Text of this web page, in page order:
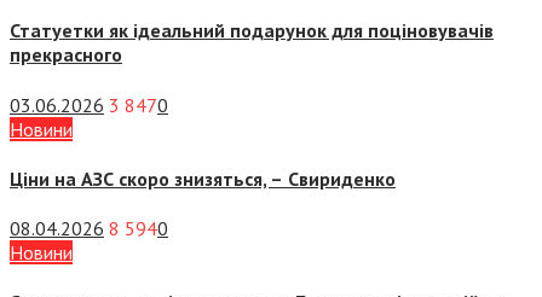
Статуетки як ідеальний подарунок для поціновувачів
прекрасного
03.06.2026 3 8470
Новини
Ціни на АЗС скоро знизяться, – Свириденко
08.04.2026 8 5940
Новини